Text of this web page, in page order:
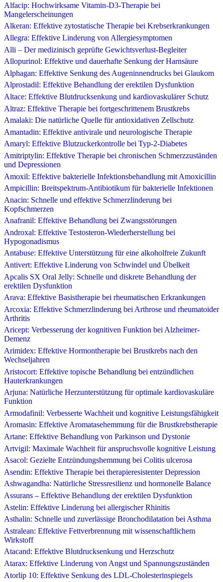
Alfacip: Hochwirksame Vitamin-D3-Therapie bei
Mangelerscheinungen
Alkeran: Effektive zytostatische Therapie bei Krebserkrankungen
Allegra: Effektive Linderung von Allergiesymptomen
Alli – Der medizinisch geprüfte Gewichtsverlust-Begleiter
Allopurinol: Effektive und dauerhafte Senkung der Harnsäure
Alphagan: Effektive Senkung des Augeninnendrucks bei Glaukom
Alprostadil: Effektive Behandlung der erektilen Dysfunktion
Altace: Effektive Blutdrucksenkung und kardiovaskulärer Schutz
Altraz: Effektive Therapie bei fortgeschrittenem Brustkrebs
Amalaki: Die natürliche Quelle für antioxidativen Zellschutz
Amantadin: Effektive antivirale und neurologische Therapie
Amaryl: Effektive Blutzuckerkontrolle bei Typ-2-Diabetes
Amitriptylin: Effektive Therapie bei chronischen Schmerzzuständen
und Depressionen
Amoxil: Effektive bakterielle Infektionsbehandlung mit Amoxicillin
Ampicillin: Breitspektrum-Antibiotikum für bakterielle Infektionen
Anacin: Schnelle und effektive Schmerzlinderung bei
Kopfschmerzen
Anafranil: Effektive Behandlung bei Zwangsstörungen
Androxal: Effektive Testosteron-Wiederherstellung bei
Hypogonadismus
Antabuse: Effektive Unterstützung für eine alkoholfreie Zukunft
Antivert: Effektive Linderung von Schwindel und Übelkeit
Apcalis SX Oral Jelly: Schnelle und diskrete Behandlung der
erektilen Dysfunktion
Arava: Effektive Basistherapie bei rheumatischen Erkrankungen
Arcoxia: Effektive Schmerzlinderung bei Arthrose und rheumatoider
Arthritis
Aricept: Verbesserung der kognitiven Funktion bei Alzheimer-
Demenz
Arimidex: Effektive Hormontherapie bei Brustkrebs nach den
Wechseljahren
Aristocort: Effektive topische Behandlung bei entzündlichen
Hauterkrankungen
Arjuna: Natürliche Herzunterstützung für optimale kardiovaskuläre
Funktion
Armodafinil: Verbesserte Wachheit und kognitive Leistungsfähigkeit
Aromasin: Effektive Aromatasehemmung für die Brustkrebstherapie
Artane: Effektive Behandlung von Parkinson und Dystonie
Artvigil: Maximale Wachheit für anspruchsvolle kognitive Leistung
Asacol: Gezielte Entzündungshemmung bei Colitis ulcerosa
Asendin: Effektive Therapie bei therapieresistenter Depression
Ashwagandha: Natürliche Stressresilienz und hormonelle Balance
Assurans – Effektive Behandlung der erektilen Dysfunktion
Astelin: Effektive Linderung bei allergischer Rhinitis
Asthalin: Schnelle und zuverlässige Bronchodilatation bei Asthma
Astralean: Effektive Fettverbrennung mit wissenschaftlichem
Wirkstoff
Atacand: Effektive Blutdrucksenkung und Herzschutz
Atarax: Effektive Linderung von Angst und Spannungszuständen
Atorlip 10: Effektive Senkung des LDL-Cholesterinspiegels